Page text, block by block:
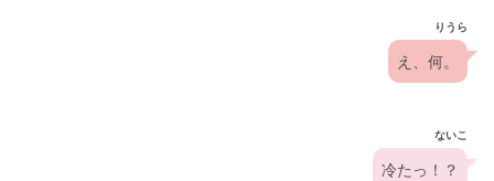
りうら
え、何。
ないこ
冷たっ！？